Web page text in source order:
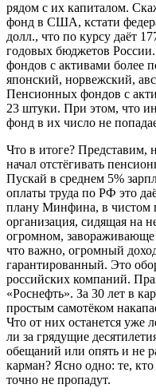
рядом с их капиталом.
фонд в США, кстати
долл., что по курсу даёт
годовых бюджетов
фондов с активами более
японский, норвежский,
Пенсионных фондов с
23 штуки. При этом, что
фонд в их число не
Что в итоге?
начал отстёгивать
Пускай в среднем 5%
оплаты труда по РФ это
плану Минфина, в чистом
организация, сидящая на
огромном, завораживающе
что важно, огромный
гарантированный. Это
российских компаний.
«Роснефть». За 30 лет в
простым самотёком
Что от них останется уже
ли за грядущие
обещаний или опять и не
карман? Ясно одно: те, кто
точно не пропадут.